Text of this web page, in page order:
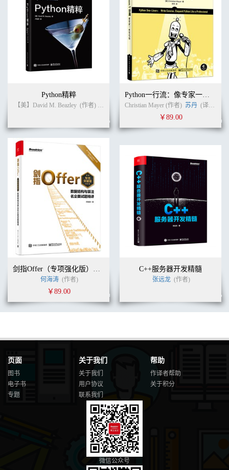
Python精粹
【美】David M. Beazley (作者) (译者)
Christian Mayer (作者) 苏丹 (译者)
￥89.00
何海涛 (作者)
￥89.00
C++服务器开发精髓
张远龙 (作者)
页面
图书
电子书
专题
关于我们
关于我们
用户协议
联系我们
帮助
作译者帮助
关于积分
微信公众号